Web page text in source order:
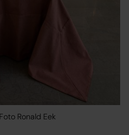
Ronald Eek